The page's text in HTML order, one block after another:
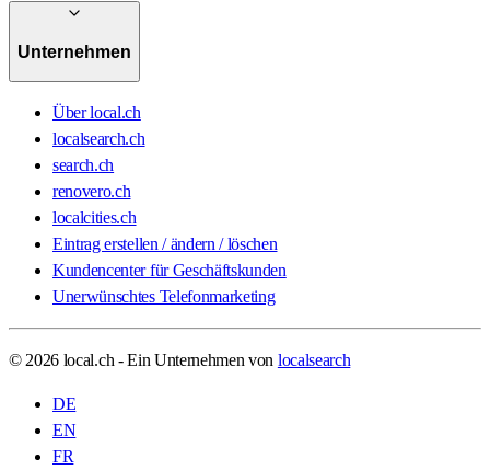
Unternehmen
Über local.ch
localsearch.ch
search.ch
renovero.ch
localcities.ch
Eintrag erstellen / ändern / löschen
Kundencenter für Geschäftskunden
Unerwünschtes Telefonmarketing
© 2026 local.ch - Ein Unternehmen von localsearch
DE
EN
FR